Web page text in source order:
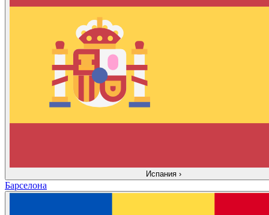
Испания ›
Барселона